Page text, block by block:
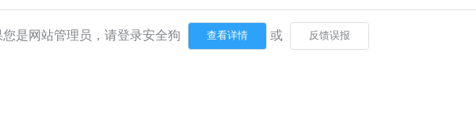
您是网站管理员，请登录安全狗 或